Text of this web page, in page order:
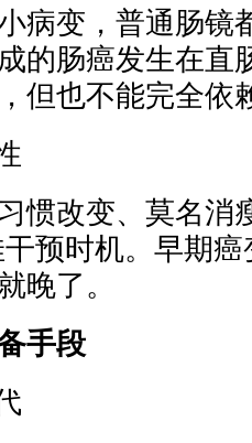
病变，普通肠镜
的肠癌发生在直
但也不能完全依
惯改变、莫名消
预时机。早期
晚了。
手段